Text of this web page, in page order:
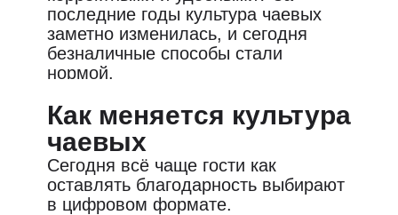
последние годы культура чаевых
заметно изменилась, и сегодня
безналичные способы стали
нормой.
Разберёмся, как оставить чаевые
при оплате картой в кафе, почему
не всегда получается добавить их к
счёту и какие способы работают
лучше всего.
Как меняется культура
чаевых
Сегодня всё чаще гости как
оставлять благодарность выбирают
в цифровом формате.